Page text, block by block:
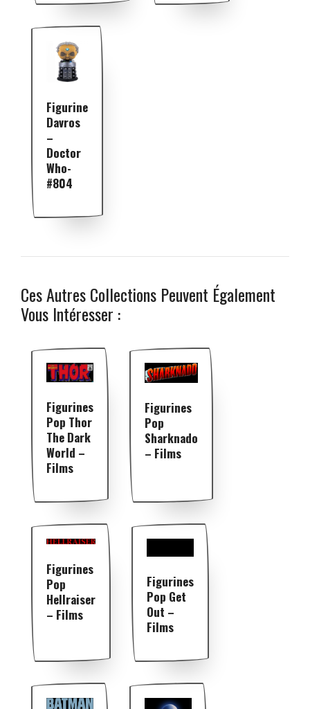
Figurine
Davros
–
Doctor
Who-
#804
Ces Autres Collections Peuvent Également
Vous Intéresser :
Figurines
Pop Thor
The Dark
World –
Films
Figurines
Pop
Sharknado
– Films
Figurines
Pop
Hellraiser
– Films
Figurines
Pop Get
Out –
Films